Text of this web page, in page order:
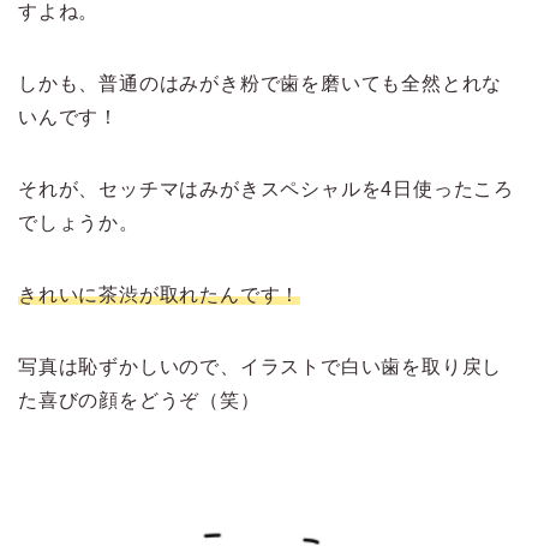
すよね。
しかも、普通のはみがき粉で歯を磨いても全然とれな
いんです！
それが、セッチマはみがきスペシャルを4日使ったころ
でしょうか。
きれいに茶渋が取れたんです！
写真は恥ずかしいので、イラストで白い歯を取り戻し
た喜びの顔をどうぞ（笑）